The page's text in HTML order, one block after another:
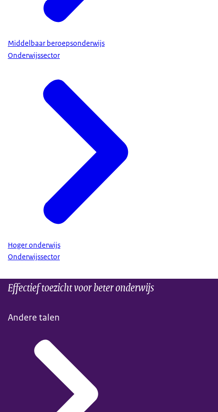
Middelbaar beroepsonderwijs
Onderwijssector
Hoger onderwijs
Onderwijssector
Effectief toezicht voor beter onderwijs
Andere talen